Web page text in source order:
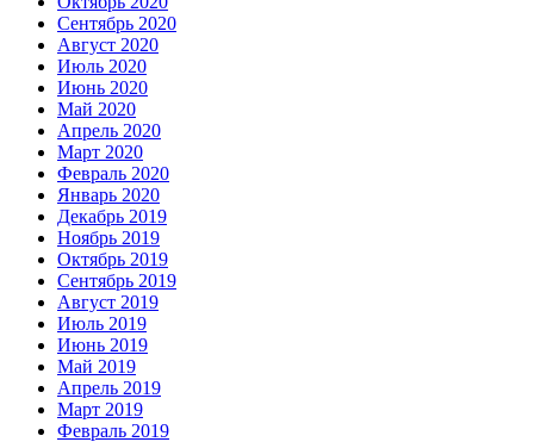
Сентябрь 2020
Август 2020
Июль 2020
Июнь 2020
Май 2020
Апрель 2020
Март 2020
Февраль 2020
Январь 2020
Декабрь 2019
Ноябрь 2019
Октябрь 2019
Сентябрь 2019
Август 2019
Июль 2019
Июнь 2019
Май 2019
Апрель 2019
Март 2019
Февраль 2019